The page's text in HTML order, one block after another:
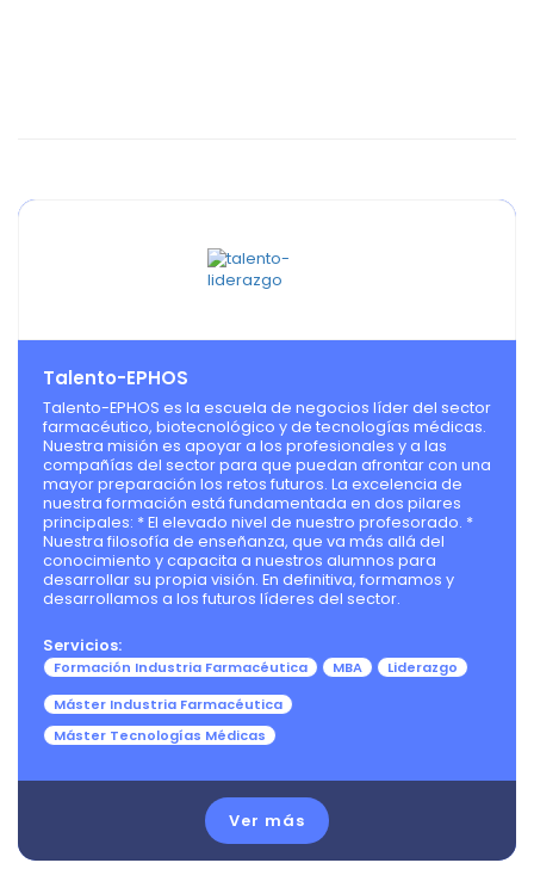
Talento-EPHOS
Talento-EPHOS es la escuela de negocios líder del sector
farmacéutico, biotecnológico y de tecnologías médicas.
Nuestra misión es apoyar a los profesionales y a las
compañías del sector para que puedan afrontar con una
mayor preparación los retos futuros. La excelencia de
nuestra formación está fundamentada en dos pilares
principales: * El elevado nivel de nuestro profesorado. *
Nuestra filosofía de enseñanza, que va más allá del
conocimiento y capacita a nuestros alumnos para
desarrollar su propia visión. En definitiva, formamos y
desarrollamos a los futuros líderes del sector.
Servicios:
Formación Industria Farmacéutica MBA
Liderazgo
Máster Industria Farmacéutica
Máster Tecnologías Médicas
Ver más